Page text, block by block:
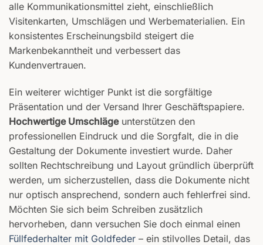
alle Kommunikationsmittel zieht, einschließlich
Visitenkarten, Umschlägen und Werbematerialien. Ein
konsistentes Erscheinungsbild steigert die
Markenbekanntheit und verbessert das
Kundenvertrauen.
Ein weiterer wichtiger Punkt ist die sorgfältige
Präsentation und der Versand Ihrer Geschäftspapiere.
Hochwertige Umschlägeunterstützen den
professionellen Eindruck und die Sorgfalt, die in die
Gestaltung der Dokumente investiert wurde. Daher
sollten Rechtschreibung und Layout gründlich überprüft
werden, um sicherzustellen, dass die Dokumente nicht
nur optisch ansprechend, sondern auch fehlerfrei sind.
Möchten Sie sich beim Schreiben zusätzlich
hervorheben, dann versuchen Sie doch einmal einen
Füllfederhalter mit Goldfeder – ein stilvolles Detail, das